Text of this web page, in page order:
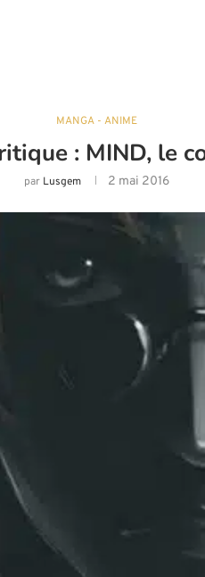
MANGA - ANIME
: MIND, le
par Lusgem 2 mai 2016